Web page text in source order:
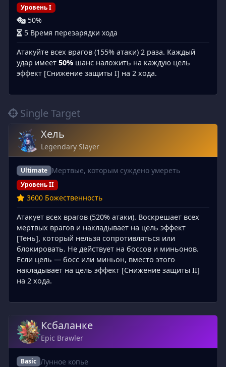
Уровень I
50%
5 Время перезарядки хода
Атакуйте всех врагов (155% атаки) 2 раза. Каждый
удар имеет 50% шанс наложить на каждую цель
эффект [Снижение защиты I] на 2 хода.
Single Target
Хель
Legendary Slayer
Ultimate Мертвые, которым суждено умереть
Уровень II
3600 Божественность
Атакует всех врагов (520% атаки). Воскрешает всех
мертвых врагов и накладывает на цель эффект
[Тень], который нельзя сопротивляться или
блокировать. Не действует на боссов и миньонов.
Если цель — босс или миньон, вместо этого
накладывает на цель эффект [Снижение защиты II]
на 2 хода.
Ксбаланке
Epic Brawler
Basic Лунное копье